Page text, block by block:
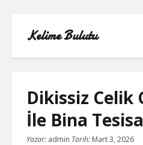
Kelime Bulutu
FACEBOOK BEĞENI
Dikissiz Celik
İle Bina
Yazar: admin Tarih: Mart 3, 2026